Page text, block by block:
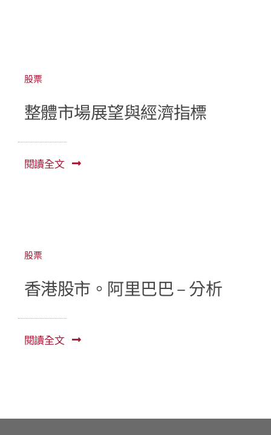
股票
整體市場展望與經濟指標
閱讀全文
股票
香港股市。阿里巴巴 – 分析
閱讀全文